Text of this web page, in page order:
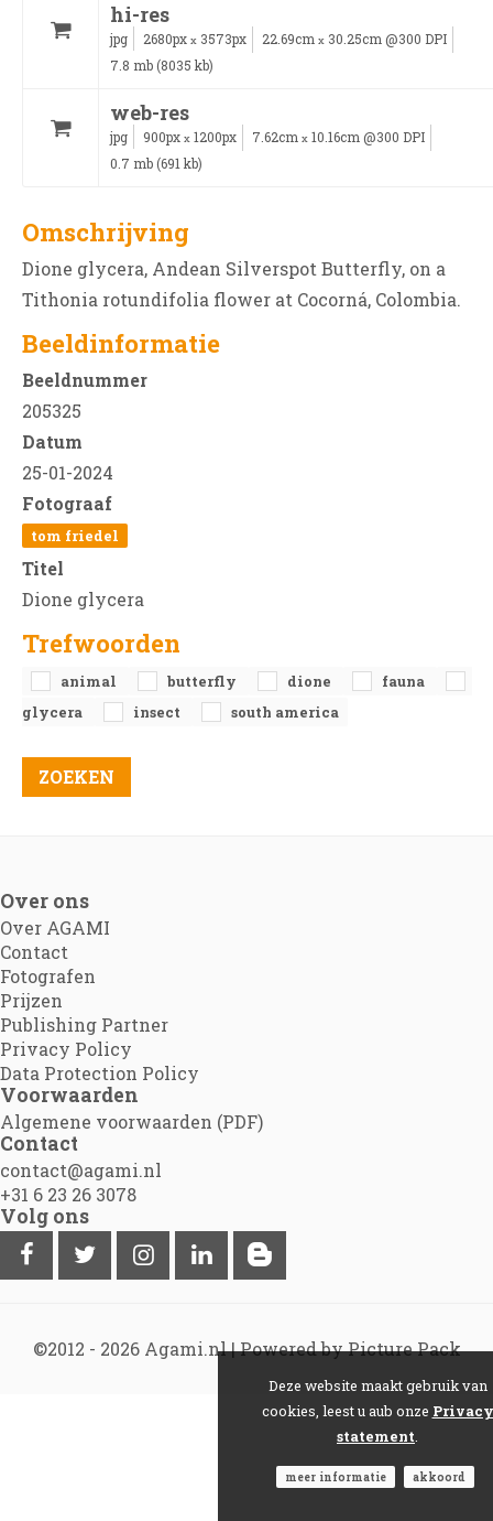
hi-res
jpg 2680px x 3573px 22.69cm x 30.25cm @300 DPI
7.8 mb (8035 kb)
web-res
jpg 900px x 1200px 7.62cm x 10.16cm @300 DPI
0.7 mb (691 kb)
Omschrijving
Dione glycera, Andean Silverspot Butterfly, on a
Tithonia rotundifolia flower at Cocorná, Colombia.
Beeldinformatie
Beeldnummer
205325
Datum
25-01-2024
Fotograaf
tom friedel
Titel
Dione glycera
Trefwoorden
animal butterfly dione
fauna
glycera
insect south america
Over ons
Over AGAMI
Contact
Fotografen
Prijzen
Publishing Partner
Privacy Policy
Data Protection Policy
Voorwaarden
Algemene voorwaarden (PDF)
Contact
contact@agami.nl
+31 6 23 26 3078
Volg ons
©2012 - 2026 Agami.nl|Powered by Picture Pack
Deze website maakt gebruik van
cookies, leest u aub onze Privacy
statement
meer informatie akkoord